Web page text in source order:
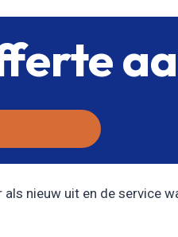
nieuw uit en de service